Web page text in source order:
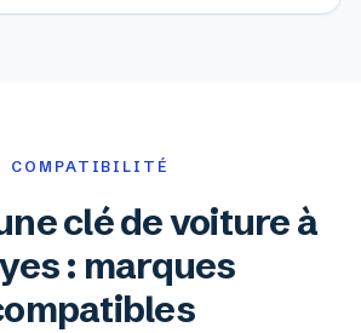
COMPATIBILITÉ
clé de voiture à
: marques